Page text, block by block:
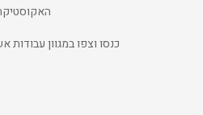
כנסו וצפו במגוון עבודות